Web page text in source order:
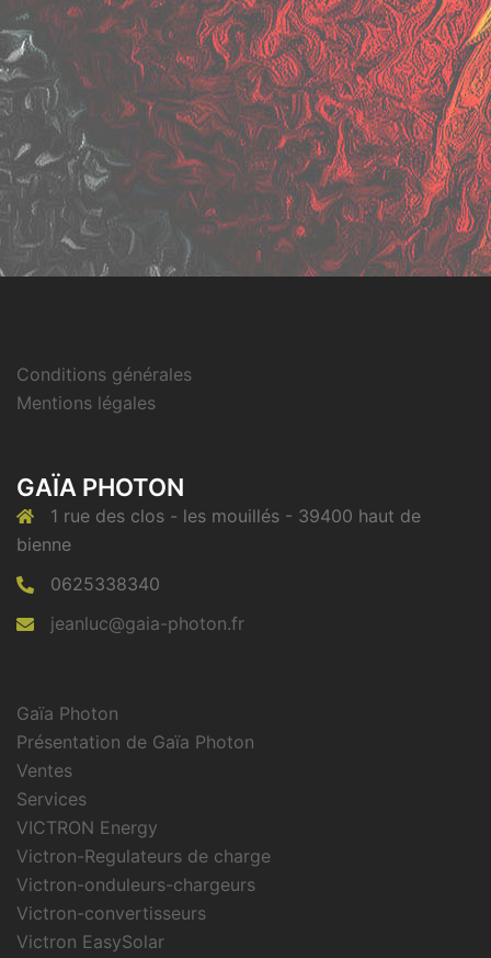
Conditions générales
Mentions légales
GAÏA PHOTON
1 rue des clos - les mouillés - 39400 haut de
bienne
0625338340
jeanluc@gaia-photon.fr
Gaïa Photon
Présentation de Gaïa Photon
Ventes
Services
VICTRON Energy
Victron-Regulateurs de charge
Victron-onduleurs-chargeurs
Victron-convertisseurs
Victron EasySolar